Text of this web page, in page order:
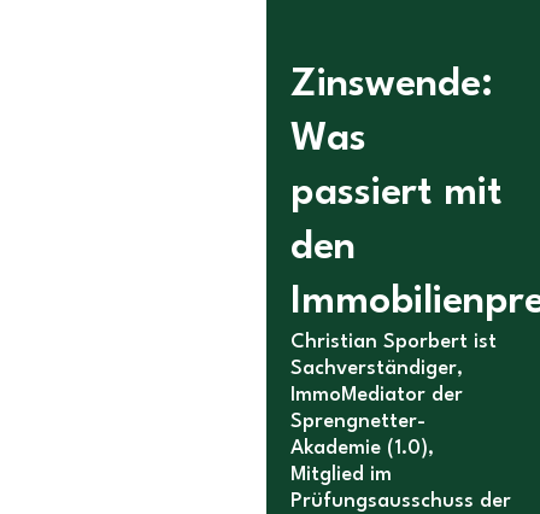
Zinswende:
Was
passiert mit
den
Christian Sporbert ist
Sachverständiger,
ImmoMediator der
Sprengnetter-
Akademie (1.0),
Mitglied im
Prüfungsausschuss der